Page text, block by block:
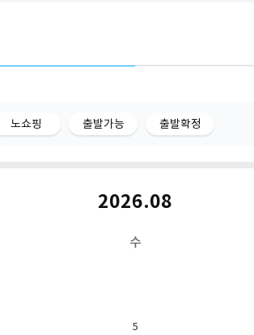
노쇼핑 출발가능 출발확정
2026.08
수
5